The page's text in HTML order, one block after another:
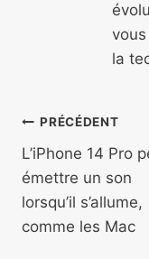
la
de
l’article
PRÉCÉDENT
L’iPhone 14 Pro
émettre un son
lorsqu’il s’allume,
comme les Mac